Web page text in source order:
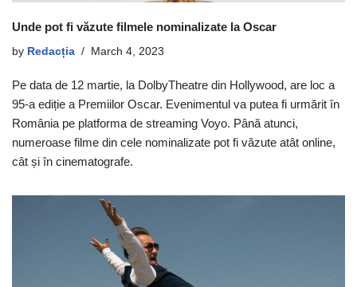
Unde pot fi văzute filmele nominalizate la Oscar
by Redacția March 4, 2023
Pe data de 12 martie, la DolbyTheatre din Hollywood, are loc a
95-a ediție a Premiilor Oscar. Evenimentul va putea fi urmărit în
România pe platforma de streaming Voyo. Până atunci,
numeroase filme din cele nominalizate pot fi văzute atât online,
cât și în cinematografe.